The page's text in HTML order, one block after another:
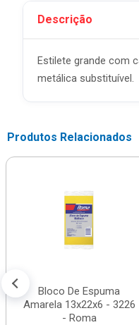
Descrição
Estilete grande com
metálica substituível.
Produtos Relacionados
Bloco De Espuma
Amarela 13x22x6 - 3226
- Roma